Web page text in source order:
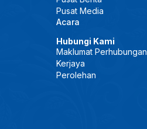
Pusat Media
Acara
Hubungi Kami
Maklumat Perhubungan
Kerjaya
Perolehan